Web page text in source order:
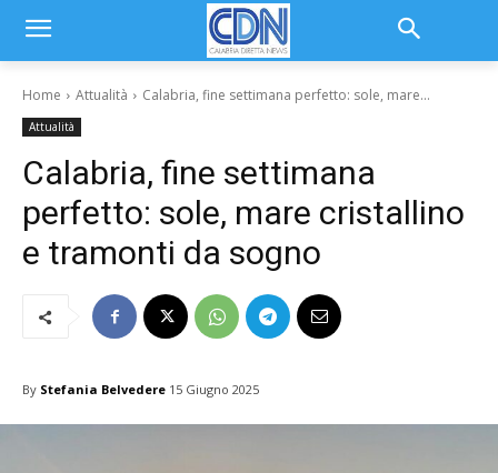
Home Attualità Calabria, fine settimana perfetto: sole, mare...
Attualità
Calabria, fine settimana
perfetto: sole, mare cristallino
e tramonti da sogno
By Stefania Belvedere 15 Giugno 2025